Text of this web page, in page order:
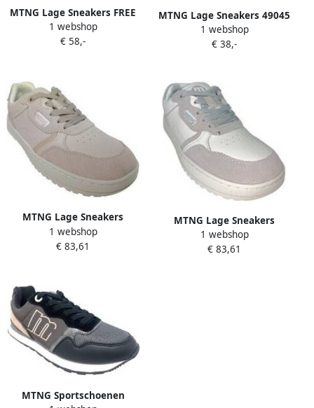
MTNG Lage Sneakers FREE
MIA 60958
1 webshop
€ 58,-
MTNG Lage Sneakers 49045
DEPORTIVA FREE Rosa
1 webshop
€ 38,-
MTNG Lage Sneakers
Zapato señora MUSTANG
60950 respetuoso salmon
1 webshop
€ 83,61
MTNG Lage Sneakers
Zapato señora MUSTANG
60950 respetuoso blanco
1 webshop
€ 83,61
MTNG Sportschoenen